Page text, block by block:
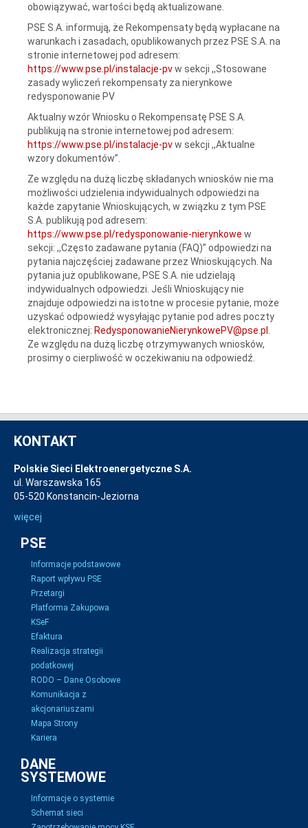
obowiązywać, wartości będą aktualizowane.
PSE S.A. informują, że Rekompensaty będą wypłacane na
warunkach i zasadach, opublikowanych przez PSE S.A. na
stronie internetowej pod adresem:
https://www.pse.pl/instalacje-pvw sekcji ,,Stosowane
zasady wyliczeń rekompensaty za nierynkowe
redysponowanie PV
Aktualny wzór Wniosku o Rekompensatę PSE S.A.
publikują na stronie internetowej pod adresem:
https://www.pse.pl/instalacje-pvw sekcji ,,Aktualne
wzory dokumentów”.
Ze względu na dużą liczbę składanych wniosków nie ma
możliwości udzielenia indywidualnych odpowiedzi na
każde zapytanie Wnioskujących, w związku z tym PSE
S.A. publikują pod adresem:
https://www.pse.pl/redysponowanie-nierynkowe w
sekcji: ,,Często zadawane pytania (FAQ)” odpowiedzi na
pytania najczęściej zadawane przez Wnioskujących. Na
pytania już opublikowane, PSE S.A. nie udzielają
indywidualnych odpowiedzi. Jeśli Wnioskujący nie
znajduje odpowiedzi na istotne w procesie pytanie, może
uzyskać odpowiedź wysyłając pytanie pod adres poczty
elektronicznej: RedysponowanieNierynkowePV@pse.pl
Ze względu na dużą liczbę otrzymywanych wniosków,
prosimy o cierpliwość w oczekiwaniu na odpowiedź.
KONTAKT
Polskie Sieci Elektroenergetyczne S.A.
ul. Warszawska 165
05-520 Konstancin-Jeziorna
więcej
PSE
Informacje podstawowe
Raport wpływu PSE
Przetargi
Platforma Zakupowa
KSeF
Efaktura
Realizacja strategii
podatkowej
RODO – Dane Osobowe
Komunikacja z
akcjonariuszami
Mapa Strony
Kariera
DANE
SYSTEMOWE
Informacje o systemie
Schemat sieci